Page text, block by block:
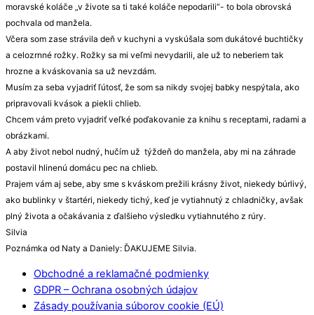
moravské koláče „v živote sa ti také koláče nepodarili“- to bola obrovská
pochvala od manžela.
Včera som zase strávila deň v kuchyni a vyskúšala som dukátové buchtičky
a celozrnné rožky. Rožky sa mi veľmi nevydarili, ale už to neberiem tak
hrozne a kváskovania sa už nevzdám.
Musím za seba vyjadriť ľútosť, že som sa nikdy svojej babky nespýtala, ako
pripravovali kvások a piekli chlieb.
Chcem vám preto vyjadriť veľké poďakovanie za knihu s receptami, radami a
obrázkami.
A aby život nebol nudný, hučím už týždeň do manžela, aby mi na záhrade
postavil hlinenú domácu pec na chlieb.
Prajem vám aj sebe, aby sme s kváskom prežili krásny život, niekedy búrlivý,
ako bublinky v štartéri, niekedy tichý, keď je vytiahnutý z chladničky, avšak
plný života a očakávania z ďalšieho výsledku vytiahnutého z rúry.
Silvia
Poznámka od Naty a Daniely: ĎAKUJEME Silvia.
Obchodné a reklamačné podmienky
GDPR – Ochrana osobných údajov
Zásady používania súborov cookie (EÚ)